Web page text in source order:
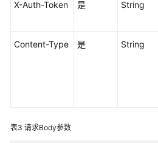
AOM
X-Auth-Token 是 String
Content-Type 是 String
表3 请求Body参数